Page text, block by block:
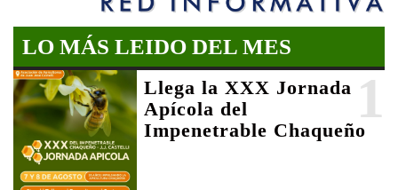
LO MÁS LEIDO DEL MES
1
Llega la XXX Jornada
Apícola del
Impenetrable Chaqueño